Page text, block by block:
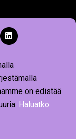
on edistää
Haluatko